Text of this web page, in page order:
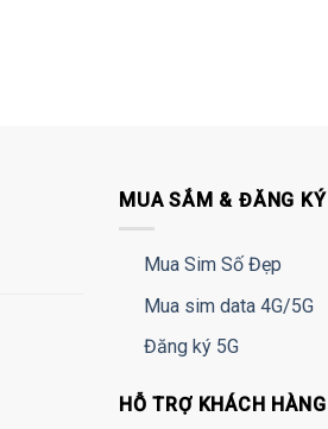
MUA SẮM & ĐĂNG KÝ
Mua Sim Số Đẹp
Mua sim data 4G/5G
Đăng ký 5G
HỖ TRỢ KHÁCH HÀNG